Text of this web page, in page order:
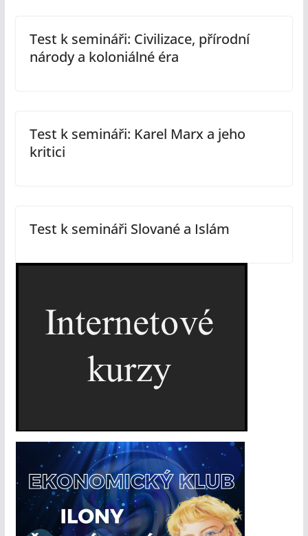
Test k semináři: Civilizace, přírodní
národy a koloniálné éra
Test k semináři: Karel Marx a jeho
kritici
Test k semináři Slované a Islám